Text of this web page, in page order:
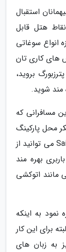
از میهمانان استقبال
هتل قابل
انواع سوغاتی
های کاری تان
بروید،
مند شوید.
مسافرانی که
محل پارکینگ
باشند. در لابی هتل Saint-Petersburg Hotel می توانید از
بهره مند
مانند اتوکشی
به اینکه
برای این کار
به زبان های